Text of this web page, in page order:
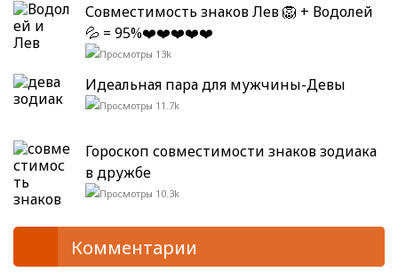
Совместимость знаков Лев 🦁 + Водолей
💦 = 95%❤️❤️❤️❤️❤️
13k
Идеальная пара для мужчины-Девы
11.7k
Гороскоп совместимости знаков зодиака
в дружбе
10.3k
Комментарии